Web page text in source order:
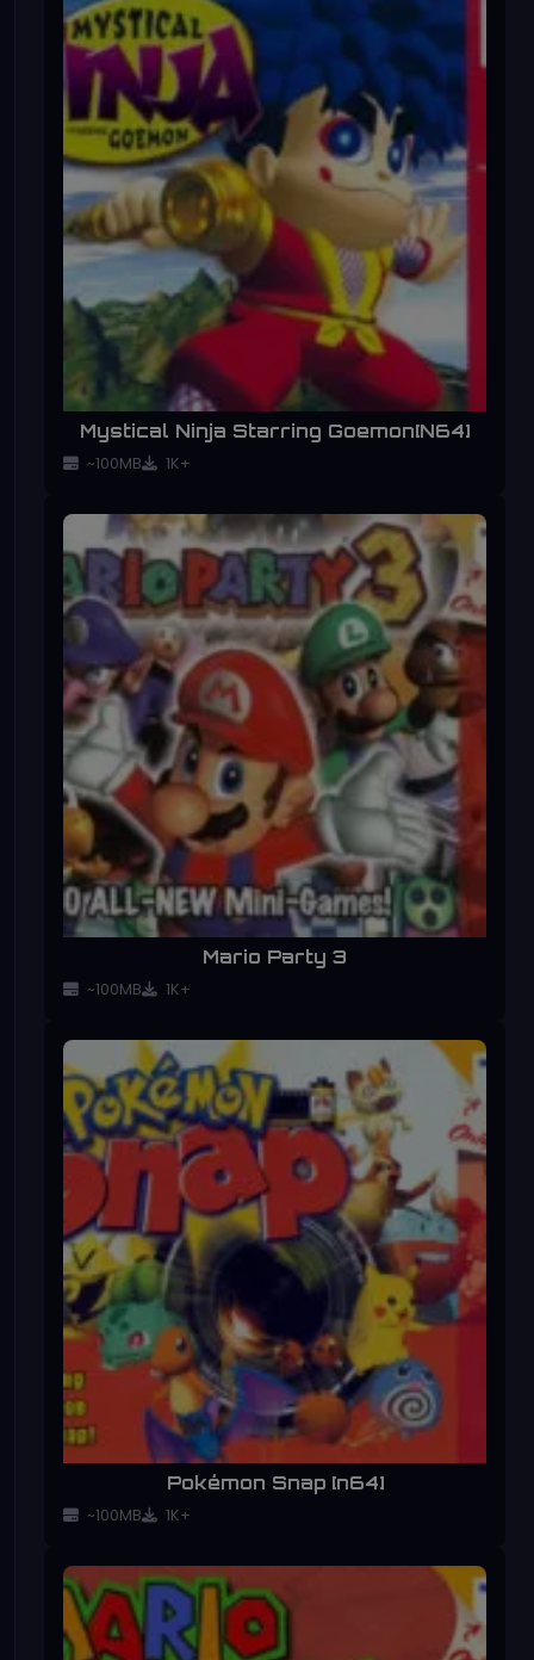
Mystical Ninja Starring Goemon[N64]
~100MB 1K+
Mario Party 3
~100MB 1K+
Pokémon Snap [n64]
~100MB 1K+